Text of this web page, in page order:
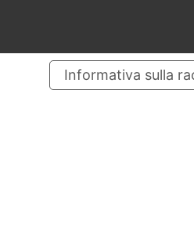
Informativa sulla